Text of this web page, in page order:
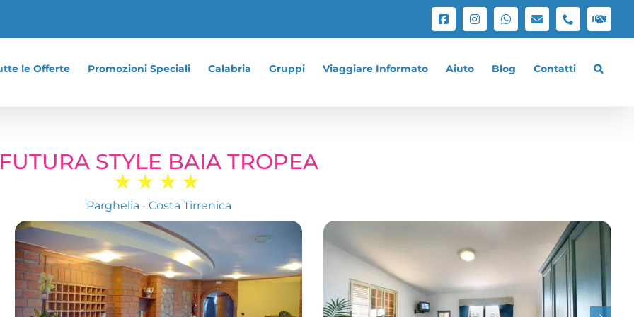
Facebook
Instagram
WhatsApp
EmailPhone
con
le Offerte Promozioni Speciali Calabria Gruppi Viaggiare Informato Aiuto Blog Contatti
FUTURA STYLE BAIA TROPEA
★★★★
Parghelia - Costa Tirrenica